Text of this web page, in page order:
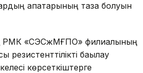
қақпақтарының таза болуын
РМК «СЭСжМҒПО» филиалының
бақылау
көрсеткіштерге